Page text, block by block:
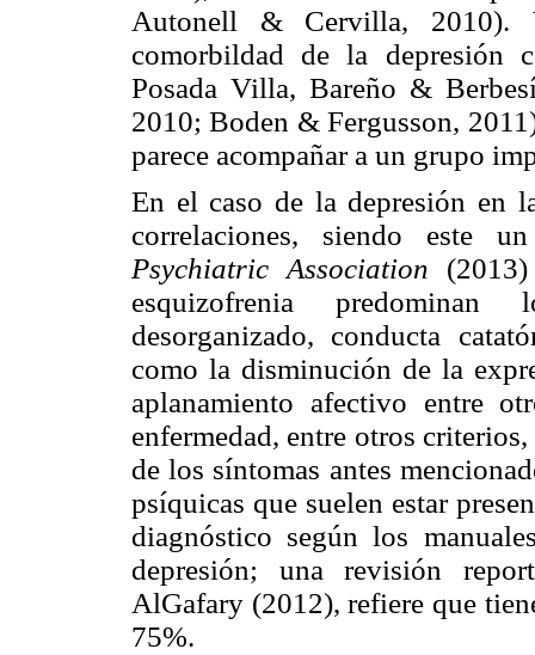
Autonell & Cervilla, 2010).
comorbildad de la depresión
Posada Villa, Bareño &
2010; Boden & Fergusson,
parece acompañar a un grupo
En el caso de la depresión en
correlaciones, siendo este
Psychiatric Association
esquizofrenia
desorganizado, conducta
como la disminución de la
aplanamiento afectivo entre
enfermedad, entre otros
de los síntomas antes
psíquicas que suelen estar
diagnóstico según los
depresión; una revisión
AlGafary (2012), refiere que
75%.